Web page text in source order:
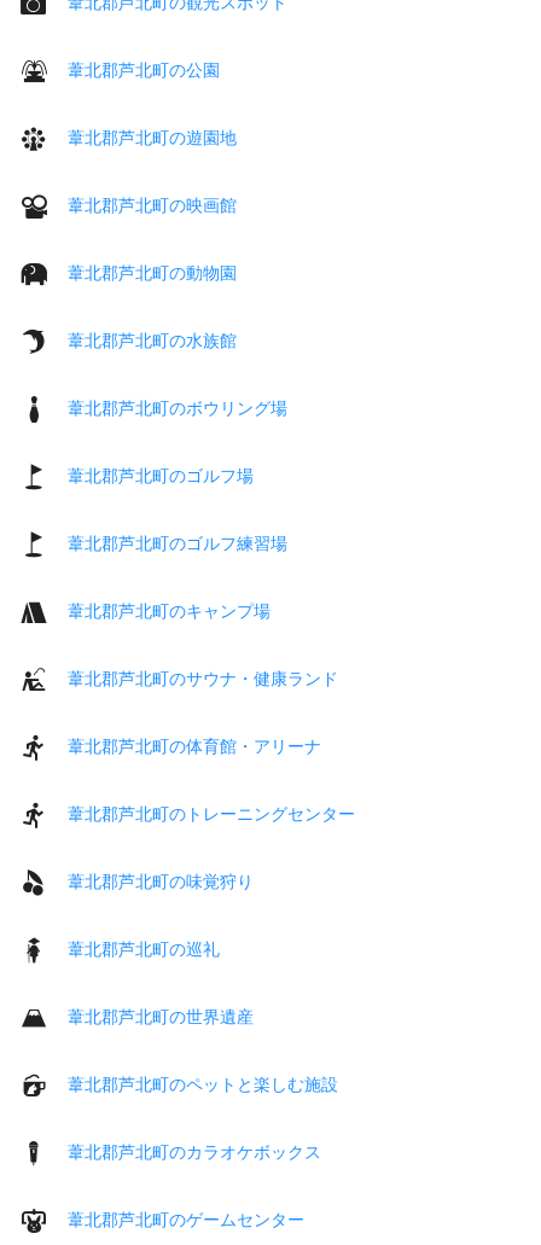
葦北郡芦北町の公園
葦北郡芦北町の遊園地
葦北郡芦北町の映画館
葦北郡芦北町の動物園
葦北郡芦北町の水族館
葦北郡芦北町のボウリング場
葦北郡芦北町のゴルフ場
葦北郡芦北町のゴルフ練習場
葦北郡芦北町のキャンプ場
葦北郡芦北町のサウナ・健康ランド
葦北郡芦北町の体育館・アリーナ
葦北郡芦北町のトレーニングセンター
葦北郡芦北町の味覚狩り
葦北郡芦北町の巡礼
葦北郡芦北町の世界遺産
葦北郡芦北町のペットと楽しむ施設
葦北郡芦北町のカラオケボックス
葦北郡芦北町のゲームセンター